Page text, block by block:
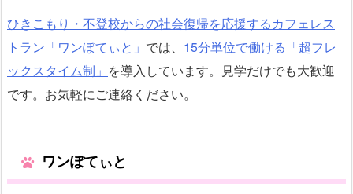
ひきこもり・不登校からの社会復帰を応援するカフェレス
トラン「ワンぽてぃと」 では、 15分単位で働ける「超フレ
ックスタイム制」 を導入しています。見学だけでも大歓迎
です。お気軽にご連絡ください。
ワンぽてぃと